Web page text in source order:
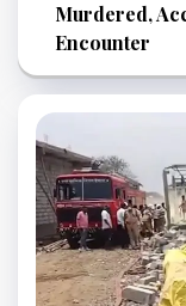
Murdered,
Encounter